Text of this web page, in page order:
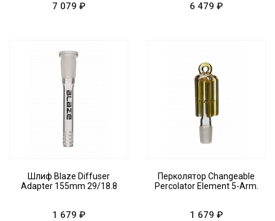
7 079 ₽ 6 479 ₽
Шлиф Blaze Diffuser
Adapter 155mm 29/18.8
1 679 ₽
Перколятор Changeable
Percolator Element 5-Arm.
1 679 ₽